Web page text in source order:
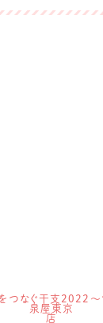
つなぐ干支2022～
泉屋東京
店